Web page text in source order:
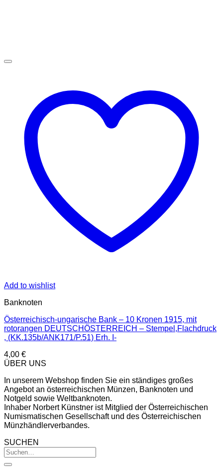
Add to wishlist
Banknoten
Österreichisch-ungarische Bank – 10 Kronen 1915, mit
rotorangen DEUTSCHÖSTERREICH – Stempel,Flachdruck
, (KK.135b/ANK171/P.51) Erh. I-
4,00 €
ÜBER UNS
In unserem Webshop finden Sie ein ständiges großes
Angebot an österreichischen Münzen, Banknoten und
Notgeld sowie Weltbanknoten.
Inhaber Norbert Künstner ist Mitglied der Österreichischen
Numismatischen Gesellschaft und des Österreichischen
Münzhändlerverbandes.
SUCHEN